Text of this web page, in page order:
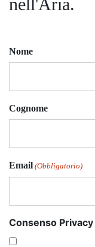
Nome
Cognome
Email (Obbligatorio)
Consenso Privacy